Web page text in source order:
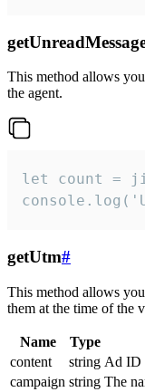
This method allows
the agent.
let count =
getUtm#
This method allows
them at the time of the
Name Type
content
string Ad ID
campaign string The